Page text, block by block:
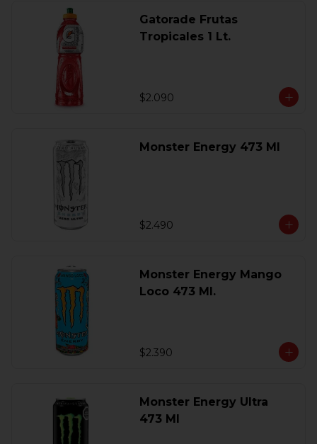
Gatorade Frutas
Tropicales 1 Lt.
$2.090
Monster Energy 473 Ml
$2.490
Monster Energy Mango
Loco 473 Ml.
$2.390
Monster Energy Ultra
473 Ml